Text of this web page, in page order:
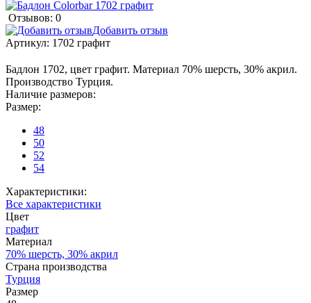
Отзывов: 0
Добавить отзыв
Артикул: 1702 графит
Бадлон 1702, цвет графит. Материал 70% шерсть, 30% акрил.
Производство Турция.
Наличие размеров:
Размер:
48
50
52
54
Характеристики:
Все характеристики
Цвет
графит
Материал
70% шерсть, 30% акрил
Страна производства
Турция
Размер